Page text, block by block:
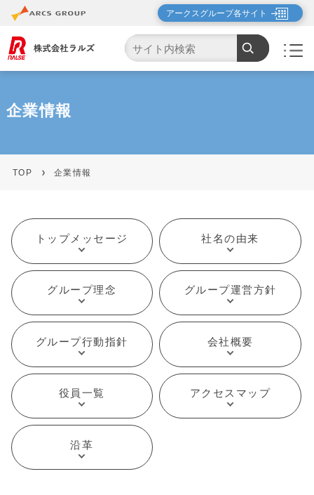
アークスグループ各サイト
企業情報
TOP 企業情報
トップメッセージ 社名の由来
グループ理念 グループ運営方針
グループ行動指針 会社概要
役員一覧 アクセスマップ
沿革